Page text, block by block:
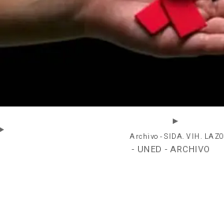
Archivo - SIDA. VIH. LAZO
- UNED - ARCHIVO